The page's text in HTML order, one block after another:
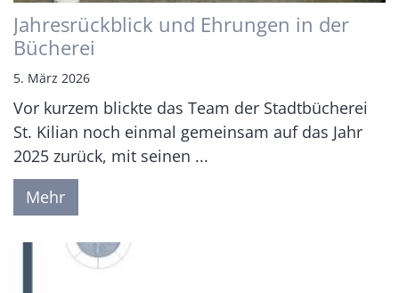
Jahresrückblick und Ehrungen in der
Bücherei
5. März 2026
Vor kurzem blickte das Team der Stadtbücherei
St. Kilian noch einmal gemeinsam auf das Jahr
2025 zurück, mit seinen ...
Mehr